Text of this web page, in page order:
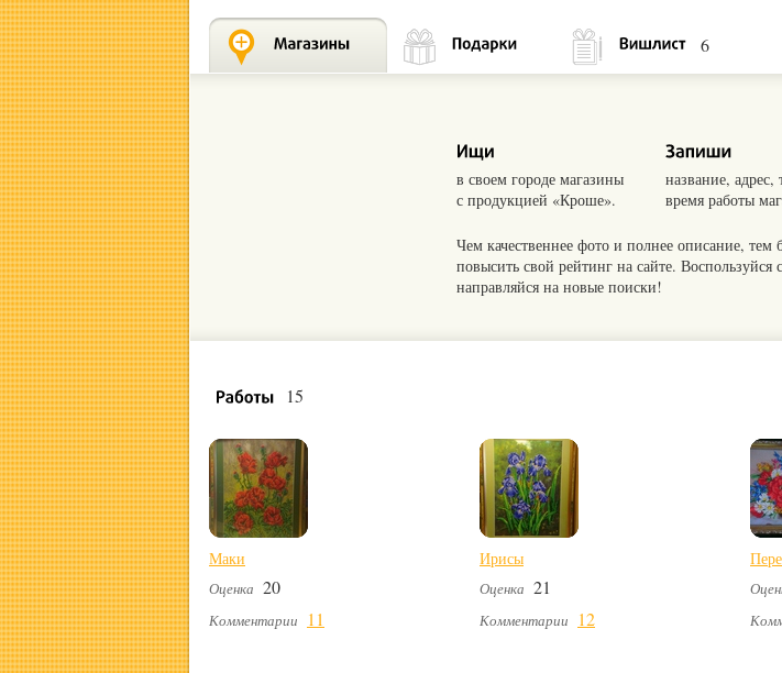
6
в своем городе магазины
с продукцией «Кроше».
название, адрес,
время работы
Чем качественнее фото и полнее описание,
повысить свой рейтинг на сайте.
направляйся на новые поиски!
15
Маки
Оценка 20
Комментарии 11
Ирисы
Оценка 21
Комментарии 12